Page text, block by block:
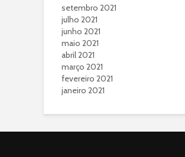
setembro 2021
julho 2021
junho 2021
maio 2021
abril 2021
março 2021
fevereiro 2021
janeiro 2021